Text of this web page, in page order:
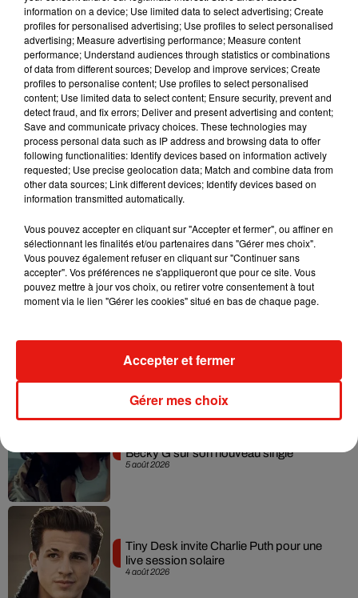
Musique
7 août 2026
Madonna sort enfin le remix de « Love
Sensation » avec Kylie Minogue
7 août 2026
Tayc et Didi B dévoilent le single le plus
dansant de l’année
7 août 2026
5 août 2026
Becky G sur son nouveau single
4 août 2026
Tiny Desk invite Charlie Puth pour une
live session solaire
information on a device; Use limited data to select advertising; Create
profiles for personalised advertising; Use profiles to select personalised
advertising; Measure advertising performance; Measure content
performance; Understand audiences through statistics or combinations
of data from different sources; Develop and improve services; Create
profiles to personalise content; Use profiles to select personalised
content; Use limited data to select content; Ensure security, prevent and
detect fraud, and fix errors; Deliver and present advertising and content;
Save and communicate privacy choices. These technologies may
process personal data such as IP address and browsing data to offer
following functionalities: Identify devices based on information actively
requested; Use precise geolocation data; Match and combine data from
other data sources; Link different devices; Identify devices based on
information transmitted automatically.
Vous pouvez accepter en cliquant sur "Accepter et fermer", ou affiner en
sélectionnant les finalités et/ou partenaires dans "Gérer mes choix".
Vous pouvez également refuser en cliquant sur "Continuer sans
accepter". Vos préférences ne s'appliqueront que pour ce site. Vous
pouvez mettre à jour vos choix, ou retirer votre consentement à tout
moment via le lien "Gérer les cookies" situé en bas de chaque page.
Gérer mes choix
Accepter et fermer